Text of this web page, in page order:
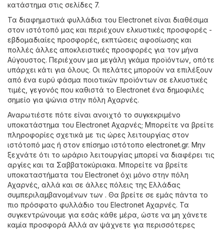
κατάστημα στις σελίδες 7.
Τα διαφημιστικά φυλλάδια του Electronet είναι διαθέσιμα
στον ιστότοπό μας και περιέχουν ελκυστικές προσφορές -
εβδομαδιαίες προσφορές, εκπτώσεις αφοσίωσης και
πολλές άλλες αποκλειστικές προσφορές για τον μήνα
Αύγουστος. Περιέχουν μια μεγάλη γκάμα προϊόντων, οπότε
υπάρχει κάτι για όλους. Οι πελάτες μπορούν να επιλέξουν
από ένα ευρύ φάσμα ποιοτικών προϊόντων σε ελκυστικές
τιμές, γεγονός που καθιστά το Electronet ένα δημοφιλές
σημείο για ψώνια στην πόλη Αχαρνές.
Αναρωτιέστε πότε είναι ανοιχτό το συγκεκριμένο
υποκατάστημα του Electronet Αχαρνές; Μπορείτε να βρείτε
πληροφορίες σχετικά με τις ώρες λειτουργίας στον
ιστότοπό μας ή στον επίσημο ιστότοπο electronet.gr. Μην
ξεχνάτε ότι το ωράριο λειτουργίας μπορεί να διαφέρει τις
αργίες και τα Σαββατοκύριακα. Μπορείτε να βρείτε
υποκαταστήματα του Electronet όχι μόνο στην πόλη
Αχαρνές, αλλά και σε άλλες πόλεις της Ελλάδας
συμπεριλαμβανομένων των . Θα βρείτε σε εμάς πάντα το
πιο πρόσφατο φυλλάδιο του Electronet Αχαρνές. Τα
συγκεντρώνουμε για εσάς κάθε μέρα, ώστε να μη χάνετε
καμία προσφορά Αλλά αν ψάχνετε για περισσότερες